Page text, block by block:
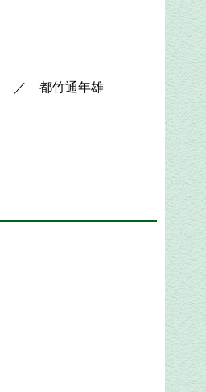
／ 都竹通年雄